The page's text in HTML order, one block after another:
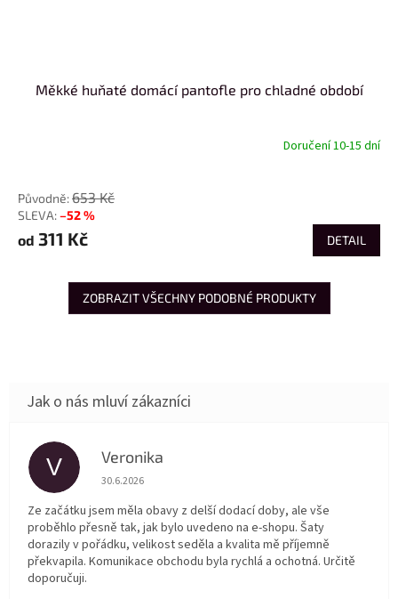
Měkké huňaté domácí pantofle pro chladné období
Doručení 10-15 dní
653 Kč
–52 %
od 311 Kč DETAIL
ZOBRAZIT VŠECHNY PODOBNÉ PRODUKTY
V Veronika
Hodnocení obchodu je 5 z 5 hvězdiček.
30.6.2026
Ze začátku jsem měla obavy z delší dodací doby, ale vše
proběhlo přesně tak, jak bylo uvedeno na e-shopu. Šaty
dorazily v pořádku, velikost seděla a kvalita mě příjemně
překvapila. Komunikace obchodu byla rychlá a ochotná. Určitě
doporučuji.